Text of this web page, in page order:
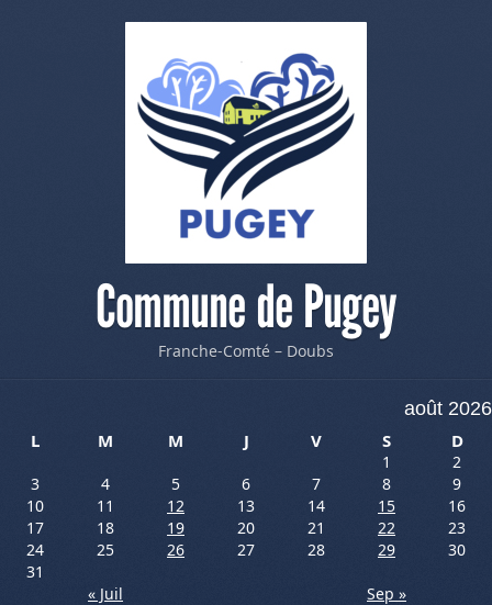
Commune de Pugey
Franche-Comté – Doubs
août 2026
L
M M J V S D
1
2
3
4 5 6 7 8
9
10
11 12 13 14 15
16
17
18 19 20 21 22
23
24
25 26 27 28 29
30
31
« Juil
Sep »